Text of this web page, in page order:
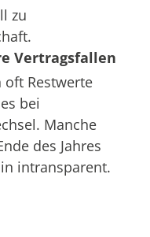
zu
Vertragsfallen
oft Restwerte
bei
Manche
des Jahres
intransparent.